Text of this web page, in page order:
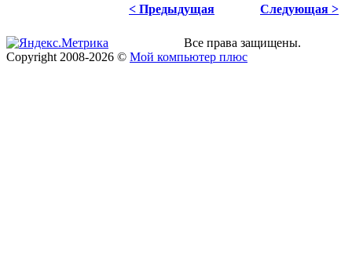
< Предыдущая
Следующая >
Все права защищены.
Copyright 2008-2026 © Мой компьютер плюс